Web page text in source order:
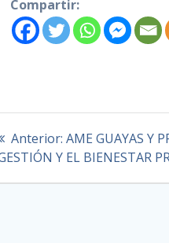
Compartir:
Anterior: AME GUAYAS Y
Y EL BIENESTAR